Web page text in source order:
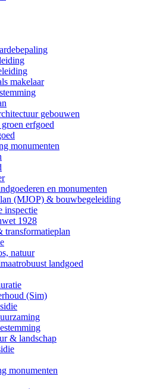
makelaar
gebouwen
erfgoed
monumenten
en monumenten
(MJOP) & bouwbegeleiding
inspectie
1928
transformatieplan
natuur
landgoed
(Sim)
& landschap
monumenten